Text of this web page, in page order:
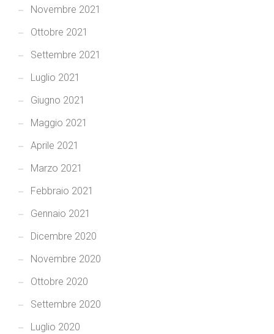
Novembre 2021
Ottobre 2021
Settembre 2021
Luglio 2021
Giugno 2021
Maggio 2021
Aprile 2021
Marzo 2021
Febbraio 2021
Gennaio 2021
Dicembre 2020
Novembre 2020
Ottobre 2020
Settembre 2020
Luglio 2020